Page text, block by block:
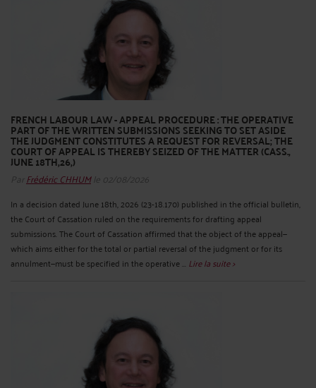
FRENCH LABOUR LAW - APPEAL PROCEDURE : THE OPERATIVE
PART OF THE WRITTEN SUBMISSIONS SEEKING TO SET ASIDE
THE JUDGMENT CONSTITUTES A REQUEST FOR REVERSAL; THE
COURT OF APPEAL IS THEREBY SEIZED OF THE MATTER (CASS.,
JUNE 18TH,26,)
Par Frédéric CHHUMle 02/08/2026
In a decision dated June 18th, 2026 (23-18.170) published in the official bulletin,
the Court of Cassation ruled on the requirements for drafting appeal
submissions. The Court of Cassation affirmed that the object of the appeal—
which aims either for the total or partial reversal of the judgment or for its
annulment—must be specified in the operative ... Lire la suite >